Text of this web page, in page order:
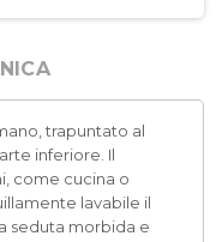
trapuntato al
inferiore. Il
come cucina o
lavabile il
seduta morbida e